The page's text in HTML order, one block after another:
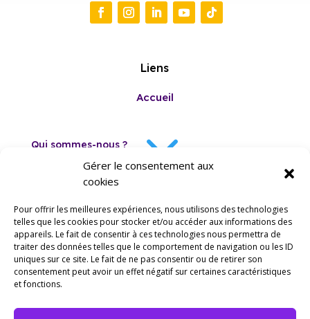
Gérer le consentement aux
cookies
Pour offrir les meilleures expériences, nous utilisons des technologies
telles que les cookies pour stocker et/ou accéder aux informations des
appareils. Le fait de consentir à ces technologies nous permettra de
traiter des données telles que le comportement de navigation ou les ID
uniques sur ce site. Le fait de ne pas consentir ou de retirer son
consentement peut avoir un effet négatif sur certaines caractéristiques
et fonctions.
Liens
Accueil
Qui sommes-nous ?3
Espace Pro
ThématiquesIJ 3